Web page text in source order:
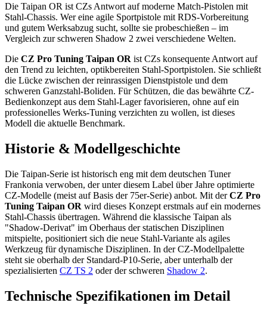
Die Taipan OR ist CZs Antwort auf moderne Match-Pistolen mit
Stahl-Chassis. Wer eine agile Sportpistole mit RDS-Vorbereitung
und gutem Werksabzug sucht, sollte sie probeschießen – im
Vergleich zur schweren Shadow 2 zwei verschiedene Welten.
Die CZ Pro Tuning Taipan OR ist CZs konsequente Antwort auf
den Trend zu leichten, optikbereiten Stahl-Sportpistolen. Sie schließt
die Lücke zwischen der reinrassigen Dienstpistole und dem
schweren Ganzstahl-Boliden. Für Schützen, die das bewährte CZ-
Bedienkonzept aus dem Stahl-Lager favorisieren, ohne auf ein
professionelles Werks-Tuning verzichten zu wollen, ist dieses
Modell die aktuelle Benchmark.
Historie & Modellgeschichte
Die Taipan-Serie ist historisch eng mit dem deutschen Tuner
Frankonia verwoben, der unter diesem Label über Jahre optimierte
CZ-Modelle (meist auf Basis der 75er-Serie) anbot. Mit derCZ Pro
Tuning Taipan OR wird dieses Konzept erstmals auf ein modernes
Stahl-Chassis übertragen. Während die klassische Taipan als
"Shadow-Derivat" im Oberhaus der statischen Disziplinen
mitspielte, positioniert sich die neue Stahl-Variante als agiles
Werkzeug für dynamische Disziplinen. In der CZ-Modellpalette
steht sie oberhalb der Standard-P10-Serie, aber unterhalb der
spezialisierten CZ TS 2 oder der schweren Shadow 2.
Technische Spezifikationen im Detail